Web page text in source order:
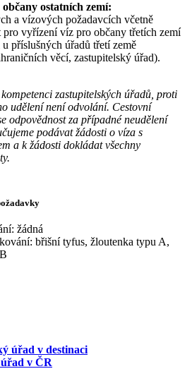
ostatních zemí:
a vízových požadavcích včetně
vyřízení víz pro občany třetích zemí
příslušných úřadů třetí země
věcí, zastupitelský úřad).
zastupitelských úřadů, proti
udělení není odvolání. Cestovní
odpovědnost za případné neudělení
podávat žádosti o víza s
a k žádosti dokládat všechny
žádná
břišní tyfus, žloutenka typu A,
úřad v destinaci
v ČR